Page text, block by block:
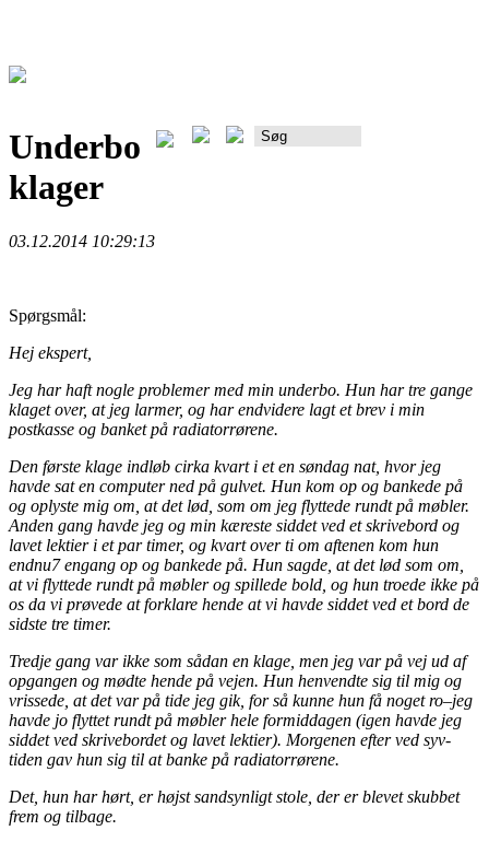
Underbo
klager
03.12.2014 10:29:13
Spørgsmål:
Hej ekspert,
Jeg har haft nogle problemer med min underbo. Hun har tre gange
klaget over, at jeg larmer, og har endvidere lagt et brev i min
postkasse og banket på radiatorrørene.
Den første klage indløb cirka kvart i et en søndag nat, hvor jeg
havde sat en computer ned på gulvet. Hun kom op og bankede på
og oplyste mig om, at det lød, som om jeg flyttede rundt på møbler.
Anden gang havde jeg og min kæreste siddet ved et skrivebord og
lavet lektier i et par timer, og kvart over ti om aftenen kom hun
endnu7 engang op og bankede på. Hun sagde, at det lød som om,
at vi flyttede rundt på møbler og spillede bold, og hun troede ikke på
os da vi prøvede at forklare hende at vi havde siddet ved et bord de
sidste tre timer.
Tredje gang var ikke som sådan en klage, men jeg var på vej ud af
opgangen og mødte hende på vejen. Hun henvendte sig til mig og
vrissede, at det var på tide jeg gik, for så kunne hun få noget ro–jeg
havde jo flyttet rundt på møbler hele formiddagen (igen havde jeg
siddet ved skrivebordet og lavet lektier). Morgenen efter ved syv-
tiden gav hun sig til at banke på radiatorrørene.
Det, hun har hørt, er højst sandsynligt stole, der er blevet skubbet
frem og tilbage.